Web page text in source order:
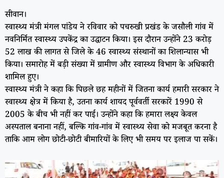
सीवान।
स्वास्थ्य मंत्री मंगल पांडेय ने रविवार को पचरुखी प्रखंड के जसौली गांव में
नवनिर्मित स्वास्थ्य उपकेंद्र का उद्घाटन किया। इस दौरान उन्होंने 23 करोड़
52 लाख की लागत से जिले के 46 स्वास्थ्य संस्थानों का शिलान्यास भी
किया। समारोह में बड़ी संख्या में ग्रामीण और स्वास्थ्य विभाग के अधिकारी
शामिल हुए।
स्वास्थ्य मंत्री ने कहा कि पिछले छह महीनों में जितना कार्य हमारी सरकार ने
स्वास्थ्य क्षेत्र में किया है, उतना कार्य शायद पूर्ववर्ती सरकारें 1990 से
2005 के बीच भी नहीं कर पाईं। उन्होंने कहा कि हमारा लक्ष्य केवल
अस्पताल बनाना नहीं, बल्कि गांव-गांव में स्वास्थ्य सेवा को मजबूत करना है
ताकि आम लोग छोटी-छोटी बीमारियों के लिए भी समय पर इलाज पा सकें।